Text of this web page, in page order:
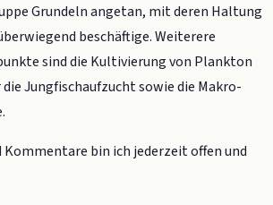
Grundeln angetan, mit deren Haltung
beschäftige. Weiterere
sind die Kultivierung von Plankton
Jungfischaufzucht sowie die Makro-
Kommentare bin ich jederzeit offen und